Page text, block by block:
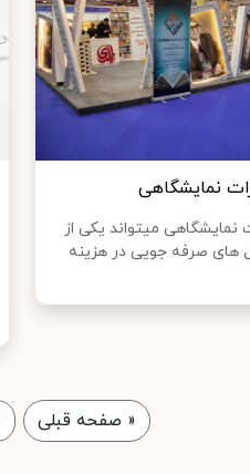
نمایشگاهی
نمایشگاهی میتواند یکی از
های صرفه جویی در هزینه
« صفحه قبلی